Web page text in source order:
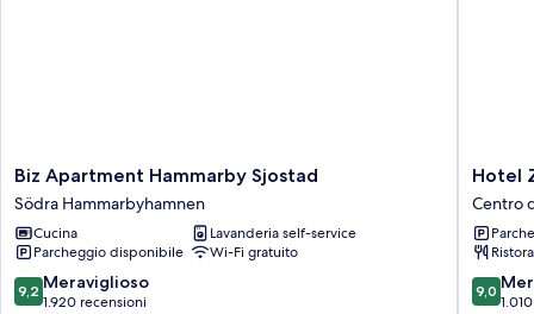
Biz
Apartment
Hammarby
Sjostad
Södra
Hammarbyhamnen
Biz Apartment Hammarby Sjostad
Södra Hammarbyhamnen
Cucina
Lavanderia self-service
Parcheggio disponibile
Wi-Fi gratuito
9.2
su
9,2 Meraviglioso
1.920 recensioni
Hotel
Centro
di
Hotel
Centro
9.0
su
9,0